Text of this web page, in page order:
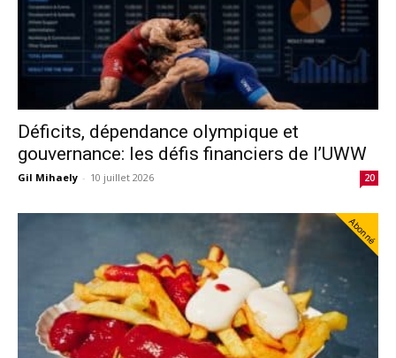
Déficits, dépendance olympique et
gouvernance: les défis financiers de l’UWW
Gil Mihaely - 10 juillet 2026 20
Abonné